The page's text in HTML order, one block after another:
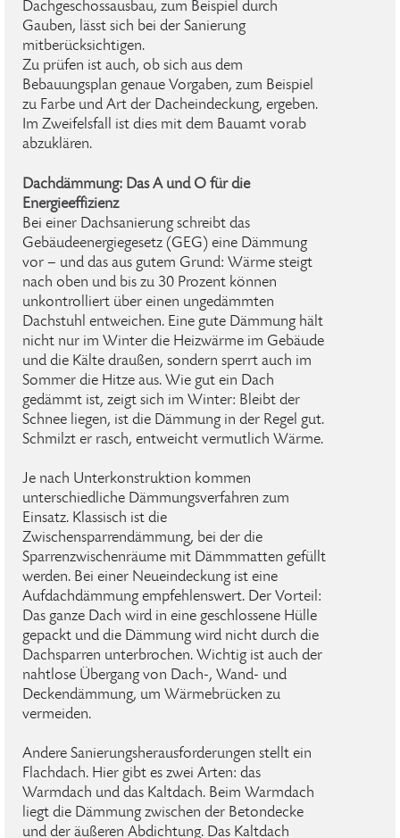
Dachgeschossausbau, zum Beispiel durch
Gauben, lässt sich bei der Sanierung
mitberücksichtigen.
Zu prüfen ist auch, ob sich aus dem
Bebauungsplan genaue Vorgaben, zum Beispiel
zu Farbe und Art der Dacheindeckung, ergeben.
Im Zweifelsfall ist dies mit dem Bauamt vorab
abzuklären.
Dachdämmung: Das A und O für die
Energieeffizienz
Bei einer Dachsanierung schreibt das
Gebäudeenergiegesetz (GEG) eine Dämmung
vor – und das aus gutem Grund: Wärme steigt
nach oben und bis zu 30 Prozent können
unkontrolliert über einen ungedämmten
Dachstuhl entweichen. Eine gute Dämmung hält
nicht nur im Winter die Heizwärme im Gebäude
und die Kälte draußen, sondern sperrt auch im
Sommer die Hitze aus. Wie gut ein Dach
gedämmt ist, zeigt sich im Winter: Bleibt der
Schnee liegen, ist die Dämmung in der Regel gut.
Schmilzt er rasch, entweicht vermutlich Wärme.
Je nach Unterkonstruktion kommen
unterschiedliche Dämmungsverfahren zum
Einsatz. Klassisch ist die
Zwischensparrendämmung, bei der die
Sparrenzwischenräume mit Dämmmatten gefüllt
werden. Bei einer Neueindeckung ist eine
Aufdachdämmung empfehlenswert. Der Vorteil:
Das ganze Dach wird in eine geschlossene Hülle
gepackt und die Dämmung wird nicht durch die
Dachsparren unterbrochen. Wichtig ist auch der
nahtlose Übergang von Dach-, Wand- und
Deckendämmung, um Wärmebrücken zu
vermeiden.
Andere Sanierungsherausforderungen stellt ein
Flachdach. Hier gibt es zwei Arten: das
Warmdach und das Kaltdach. Beim Warmdach
liegt die Dämmung zwischen der Betondecke
und der äußeren Abdichtung. Das Kaltdach